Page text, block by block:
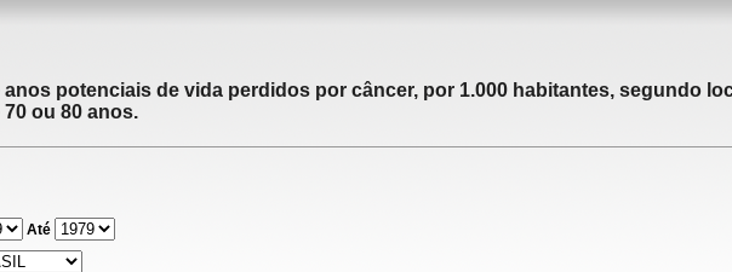
anos potenciais de vida perdidos por câncer, por 1.000 habitantes, segundo
ou 80 anos.
Até